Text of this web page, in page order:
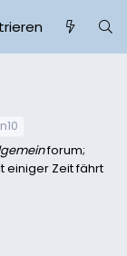
forum;
einiger Zeit fährt